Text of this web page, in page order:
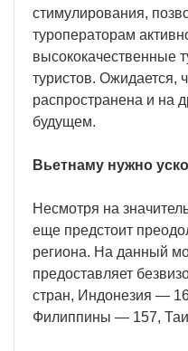
стимулирования,
туроператорам
высококачественные
туристов. Ожидается,
распространена и на
будущем.
Вьетнаму нужно
Несмотря на
еще предстоит
региона. На данный
предоставляет
стран, Индонезия —
Филиппины — 157,